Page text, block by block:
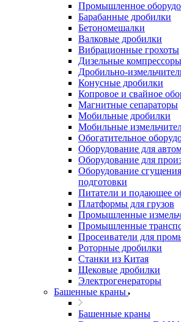
Промышленное
Барабанные дробилки
Бетономешалки
Валковые дробилки
Вибрационные грохоты
Дизельные компрессоры
Дробильно-
Конусные дробилки
Копровое и свайное
Магнитные сепараторы
Мобильные дробилки
Мобильные
Обогатительное
Оборудование для
Оборудование для
Оборудование
подготовки
Питатели и подающее
Платформы для грузов
Промышленные
Промышленные
Просеиватели для
Роторные дробилки
Станки из Китая
Щековые дробилки
Электрогенераторы
Башенные краны
Башенные краны